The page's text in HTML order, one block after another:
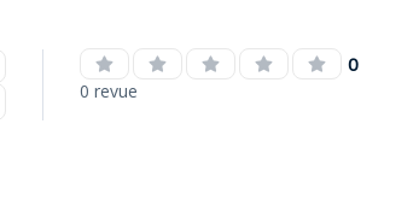
0
0 revue